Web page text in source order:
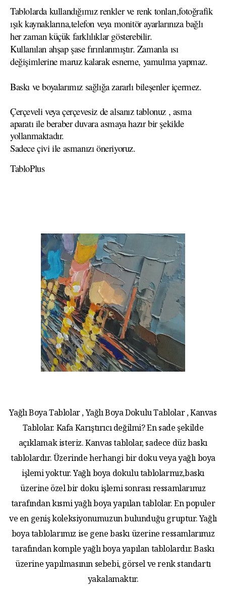
Tablolarda kullandığımız renkler ve renk tonları,fotoğrafik
ışık kaynaklarına,telefon veya monitör ayarlarınıza bağlı
her zaman küçük farklılıklar gösterebilir.
Kullanılan ahşap şase fırınlanmıştır. Zamanla ısı
değişimlerine maruz kalarak esneme, yamulma yapmaz.
Baskı ve boyalarımız sağlığa zararlı bileşenler içermez.
Çerçeveli veya çerçevesiz de alsanız tablonuz , asma
aparatı ile beraber duvara asmaya hazır bir şekilde
yollanmaktadır.
Sadece çivi ile asmanızı öneriyoruz.
TabloPlus
Yağlı Boya Tablolar , Yağlı Boya Dokulu Tablolar , Kanvas
Tablolar. Kafa Karıştırıcı değilmi? En sade şekilde
açıklamak isteriz. Kanvas tablolar, sadece düz baskı
tablolardır. Üzerinde herhangi bir doku veya yağlı boya
işlemi yoktur. Yağlı boya dokulu tablolarmız,baskı
üzerine özel bir doku işlemi sonrası ressamlarımız
tarafından kısmi yağlı boya yapılan tablolar. En populer
ve en geniş koleksiyonumuzun bulunduğu gruptur. Yağlı
boya tablolarımız ise gene baskı üzerine ressamlarımız
tarafından komple yağlı boya yapılan tablolardır. Baskı
üzerine yapılmasının sebebi, görsel ve renk standartı
yakalamaktır.